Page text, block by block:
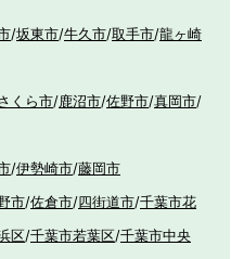
/坂東市/牛久市/取手市/龍ヶ崎
くら市/鹿沼市/佐野市/真岡市/
/伊勢崎市/藤岡市
市/佐倉市/四街道市/千葉市花
区/千葉市若葉区/千葉市中央